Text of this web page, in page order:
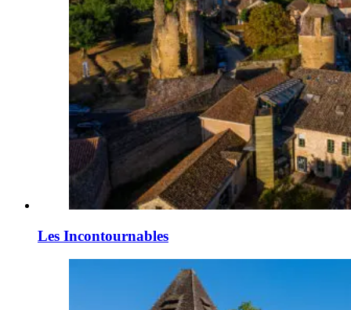
Les Incontournables